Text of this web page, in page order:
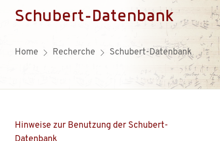
Schubert-Datenbank
Home Recherche Schubert-Datenbank
Hinweise zur Benutzung der Schubert-